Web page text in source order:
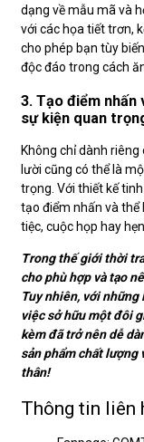
dạng về mẫu mã và
với các họa tiết trơn,
cho phép bạn tùy
độc đáo trong cách
3. Tạo điểm
sự kiện quan
Không chỉ dành
lười cũng có thể là
trọng. Với thiết kế
tạo điểm nhấn và thể
tiệc, cuộc họp hay
Trong thế giới thời
cho phù hợp và tạo
Tuy nhiên, với những
việc sở hữu một đôi
kèm đã trở nên dễ
sản phẩm chất lượng
thân!
Thông tin liên